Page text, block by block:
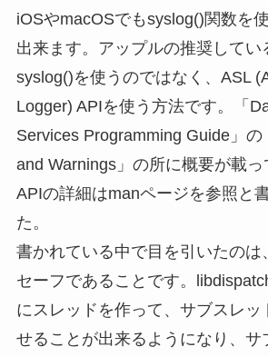
iOSやmacOSでもsyslog()関数を
出来ます。アップルの推奨してい
syslog()を使うのではなく、ASL
Logger) APIを使う方法です。「
Services Programming Guide」
and Warnings」の所に概要が載
APIの詳細はmanページを参照と
た。
書かれている中で目を引いたのは
セーフであることです。
にスレッドを作って、サブスレッ
せることが出来るようになり、サ